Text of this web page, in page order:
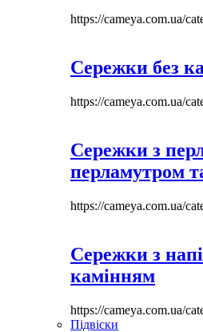
https://cameya.com.ua/
Сережки без
https://cameya.com.ua/
Сережки з
перламутром
https://cameya.com.ua/
Сережки з
камінням
https://cameya.com.ua/
Підвіски